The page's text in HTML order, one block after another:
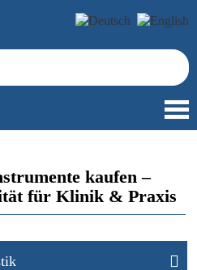
kaufen –
für Klinik & Praxis